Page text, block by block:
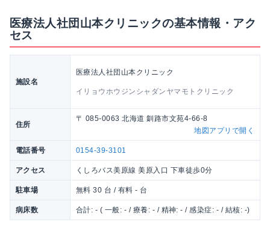
医療法人社団山本クリニックの基本情報・アク
セス
施設名
医療法人社団山本クリニック
イリョウホウジンシャダンヤマモトクリニック
住所
〒 085-0063 北海道 釧路市文苑4-66-8
地図アプリで開く
電話番号 0154-39-3101
アクセス くしろバス美原線 美原入口 下車徒歩0分
駐車場 無料 30 台 / 有料 - 台
病床数 合計: - ( 一般: - / 療養: - / 精神: - / 感染症: - / 結核: -)